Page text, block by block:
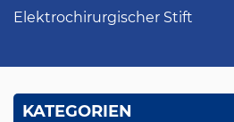
Elektrochirurgischer Stift
KATEGORIEN